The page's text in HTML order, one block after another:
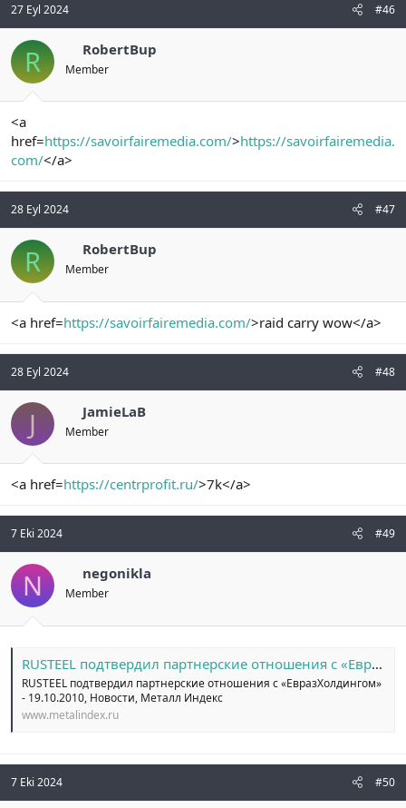
27 Eyl 2024 #46
R RobertBup
Member
<a
href=https://savoirfairemedia.com/>https://savoirfairemedia.
com/</a>
28 Eyl 2024 #47
R RobertBup
Member
<a href=https://savoirfairemedia.com/>raid carry wow</a>
28 Eyl 2024 #48
J JamieLaB
Member
<a href=https://centrprofit.ru/>7k</a>
7 Eki 2024 #49
N negonikla
Member
RUSTEEL подтвердил партнерские отношения с «ЕвразХолдингом» - 19.10.2010 / Новости / Металл Индекс
RUSTEEL подтвердил партнерские отношения с «ЕвразХолдингом»
- 19.10.2010, Новости, Металл Индекс
www.metalindex.ru
7 Eki 2024 #50